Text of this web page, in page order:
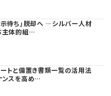
待ち」脱却へ ―シルバー人材
主体的組…
トと備置き書類一覧の活用法
スを高め…